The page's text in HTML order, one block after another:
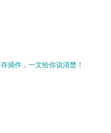
插件，一文给你说清楚！